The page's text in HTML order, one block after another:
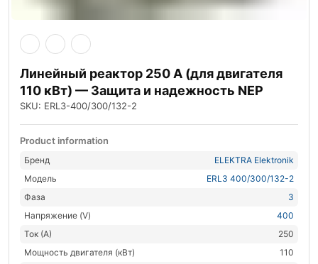
Линейный реактор 250 А (для двигателя
110 кВт) — Защита и надежность NEP
SKU: ERL3-400/300/132-2
Product information
Бренд
ELEKTRA Elektronik
Модель
ERL3 400/300/132-2
Фаза
3
Напряжение (V)
400
Ток (А)
250
Мощность двигателя (кВт)
110